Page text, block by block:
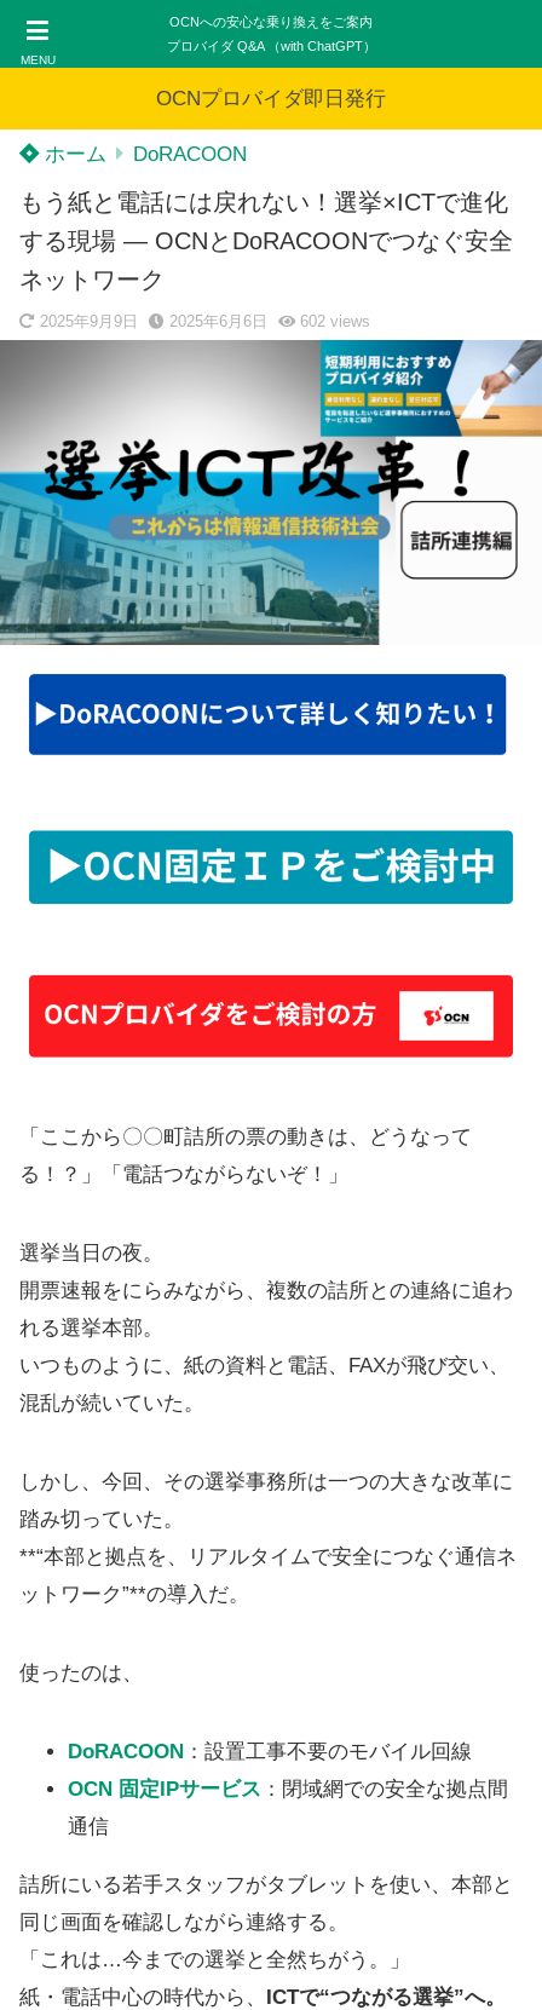
MENU
OCNへの安心な乗り換えをご案内
プロバイダ Q&A （with ChatGPT）
OCNプロバイダ即日発行
ホーム DoRACOON
もう紙と電話には戻れない！選挙×ICTで進化
する現場 ― OCNとDoRACOONでつなぐ安全
ネットワーク
2025年9月9日 2025年6月6日 602views
「ここから〇〇町詰所の票の動きは、どうなって
る！？」「電話つながらないぞ！」
選挙当日の夜。
開票速報をにらみながら、複数の詰所との連絡に追わ
れる選挙本部。
いつものように、紙の資料と電話、FAXが飛び交い、
混乱が続いていた。
しかし、今回、その選挙事務所は一つの大きな改革に
踏み切っていた。
**“本部と拠点を、リアルタイムで安全につなぐ通信ネ
ットワーク”**の導入だ。
使ったのは、
DoRACOON ：設置工事不要のモバイル回線
OCN 固定IPサービス ：閉域網での安全な拠点間
通信
詰所にいる若手スタッフがタブレットを使い、本部と
同じ画面を確認しながら連絡する。
「これは…今までの選挙と全然ちがう。」
紙・電話中心の時代から、 ICTで“つながる選挙”へ。